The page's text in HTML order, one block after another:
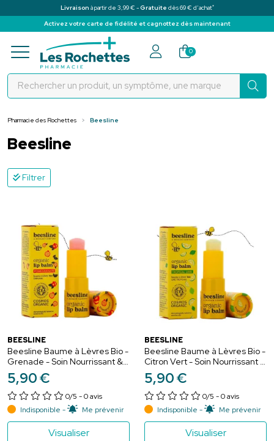
Livraison à partir de 3,99 € -Gratuite dès 69 € d’achat*
Activez votre carte de fidélité et cagnottez dès maintenant
Pharmacie des Rochettes Votre
0
Pharmacie des Rochettes Beesline
Beesline
Filtrer
BEESLINE
Beesline Baume à Lèvres Bio -
Grenade - Soin Nourrissant &
Protecteur - 4,5g
5,90€
0/5 - 0 avis
Indisponible -
Me prévenir
Visualiser
BEESLINE
Beesline Baume à Lèvres Bio -
Citron Vert - Soin Nourrissant &
Protecteur - 4,5g
5,90€
0/5 - 0 avis
Indisponible -
Me prévenir
Visualiser